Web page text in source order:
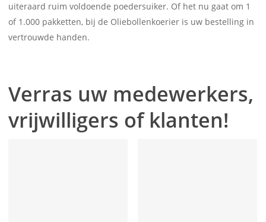
uiteraard ruim voldoende poedersuiker. Of het nu gaat om 1
of 1.000 pakketten, bij de Oliebollenkoerier is uw bestelling in
vertrouwde handen.
Verras uw medewerkers,
vrijwilligers of klanten!